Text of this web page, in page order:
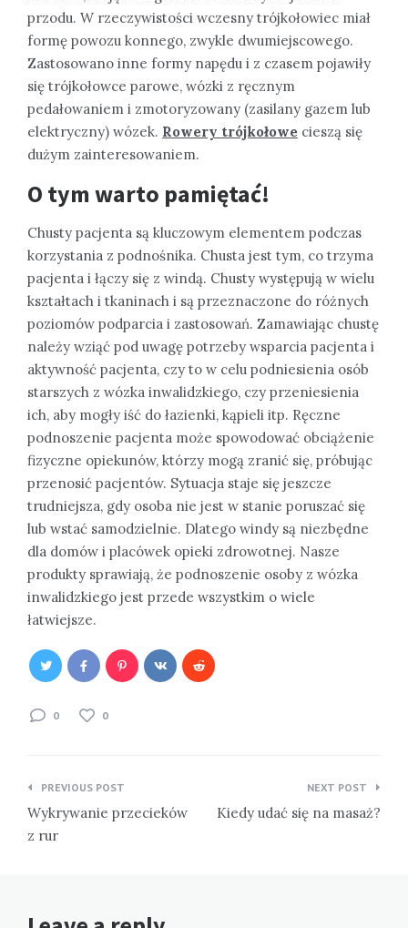
przodu. W rzeczywistości wczesny trójkołowiec miał
formę powozu konnego, zwykle dwumiejscowego.
Zastosowano inne formy napędu i z czasem pojawiły
się trójkołowce parowe, wózki z ręcznym
pedałowaniem i zmotoryzowany (zasilany gazem lub
elektryczny) wózek. Rowery trójkołowe cieszą się
dużym zainteresowaniem.
O tym warto pamiętać!
Chusty pacjenta są kluczowym elementem podczas
korzystania z podnośnika. Chusta jest tym, co trzyma
pacjenta i łączy się z windą. Chusty występują w wielu
kształtach i tkaninach i są przeznaczone do różnych
poziomów podparcia i zastosowań. Zamawiając chustę
należy wziąć pod uwagę potrzeby wsparcia pacjenta i
aktywność pacjenta, czy to w celu podniesienia osób
starszych z wózka inwalidzkiego, czy przeniesienia
ich, aby mogły iść do łazienki, kąpieli itp. Ręczne
podnoszenie pacjenta może spowodować obciążenie
fizyczne opiekunów, którzy mogą zranić się, próbując
przenosić pacjentów. Sytuacja staje się jeszcze
trudniejsza, gdy osoba nie jest w stanie poruszać się
lub wstać samodzielnie. Dlatego windy są niezbędne
dla domów i placówek opieki zdrowotnej. Nasze
produkty sprawiają, że podnoszenie osoby z wózka
inwalidzkiego jest przede wszystkim o wiele
łatwiejsze.
0 0
Nawigacja
wpisu
PREVIOUS POST
Wykrywanie przecieków
z rur
NEXT POST
Kiedy udać się na masaż?